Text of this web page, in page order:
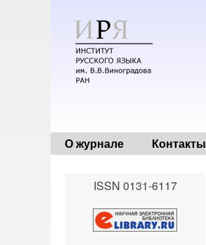
О журнале Контакты
ISSN 0131-6117